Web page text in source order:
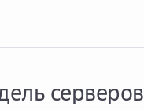
серверов